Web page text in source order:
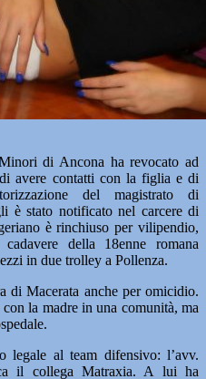
di Ancona ha revocato ad
avere contatti con la figlia e di
del magistrato di
è stato notificato nel carcere di
è rinchiuso per vilipendio,
della 18enne romana
in due trolley a Pollenza.
di Macerata anche per omicidio.
la madre in una comunità, ma
legale al team difensivo: l’avv.
il collega Matraxia. A lui ha